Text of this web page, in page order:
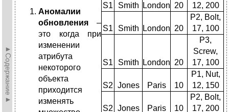
►Содержание►
S1 Smith London 20
12, 200
S1 Smith London 20
P2, Bolt,
17, 100
S1 Smith London 20
P3,
Screw,
17, 100
S2 Jones Paris 10
P1, Nut,
12, 150
S2 Jones Paris 10
P2, Bolt,
17, 200
Аномалии
обновления –
это когда при
изменении
атрибута
некоторого
объекта
приходится
изменять